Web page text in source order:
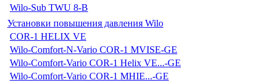
Wilo-Sub TWU 8-B
Установки повышения давления Wilo
COR-1 HELIX VE
Wilo-Comfort-N-Vario COR-1 MVISE-GE
Wilo-Comfort-Vario COR-1 Helix VE...-GE
Wilo-Comfort-Vario COR-1 MHIE...-GE